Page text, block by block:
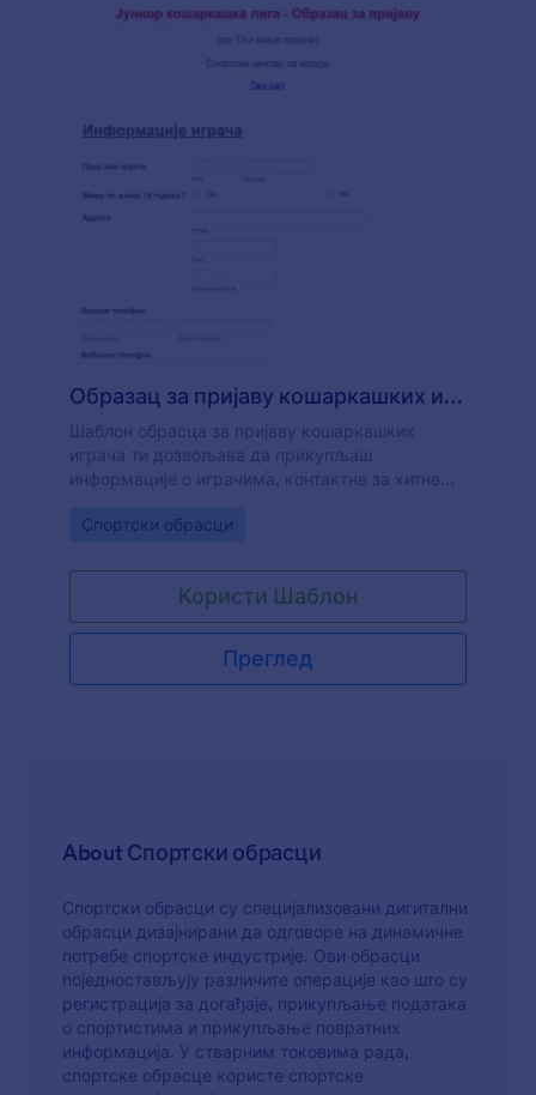
Образац за пријаву кошаркашких играча
Шаблон обрасца за пријаву кошаркашких
играча ти дозвољава да прикупљаш
информације о играчима, контактне за хитне
родитеља и ослобађање одговорности. Можеш
лого, боје, стилове текста, и на крају га
уградити у свој сајт или користити као
независни образац.
Go to Category:
Спортски обрасци
Користи Шаблон
Преглед
About Спортски обрасци
Спортски обрасци су специјализовани дигитални
обрасци дизајнирани да одговоре на динамичне
потребе спортске индустрије. Ови обрасци
поједностављују различите операције као што су
регистрација за догађаје, прикупљање података
о спортистима и прикупљање повратних
информација. У стварним токовима рада,
спортске обрасце користе спортске